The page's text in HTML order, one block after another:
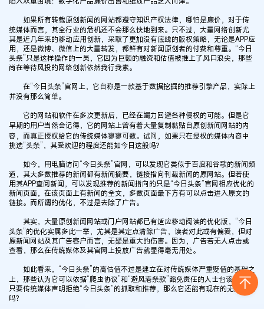
如果所有转载原创新闻的网站都遵守知识产权法律，哪怕是廉价，对于传
统媒体而言，其全行业的危机还不会那么快地到来。只不过，大量网络创新尤
其是近几年来的移动应用创新，采取了更加没有底线的版权策略，无论是APP应
用，还是微博、微信上的大量转发，都鲜有对新闻原创者的付费和尊重。“今日
头条”只是这样操作的一员，它因为巨额的融资和估值被推上了风口浪尖，那些
尚在等待风投的网络创新依然我行我素。
在“今日头条”官网上，它自称是一款基于数据挖掘的推荐引擎产品，实际上
并没有那么简单。
它的网站和软件在多次更新后，已经在竭力回避各种侵权的可能。但是它
早期的用户当然会记得，它的网站上曾有着大量复制黏贴自原创新闻网站的内
容，而真正授权给它的传统媒体寥寥可数。试问，如果只在授权的媒体内容中
挑选“头条”，其受欢迎的程度还能如今日这般吗？
如今，用电脑访问“今日头条”官网，可以发现它类似于百度和谷歌的新闻频
道，其大多数推荐的新闻都有新闻摘要，链接指向刊载新闻的原网站。但若使
用其APP查阅新闻，可以发现推荐的新闻指向的只是“今日头条”官网相应优化的
新闻页面，在该页面上有新闻的全文，多数页面最下方有可以点击进入原文的
链接。而所谓的优化，不过是去除了广告。
其实，大量原创新闻网站或门户网站都已有适应移动阅读的优化版，“今日
头条”的优化实属多此一举，尤其是其定点清除广告，读者对此或有偏爱，但对
原新闻网站及其广告客户而言，无疑是重大的伤害。因为，广告若无人点击或
查看，那么在传统媒体及其官网上投放广告就显得毫无用处。
如此看来，“今日头条”的高估值不过是建立在对传统媒体严重贬值的基础之
上，那些认为它可以依据“爬虫协议”和“避风港条款”豁免责任的人士也该明白，
只要传统媒体声明拒绝“今日头条”的抓取和推荐，那么它还能有现在的无限风光
吗？